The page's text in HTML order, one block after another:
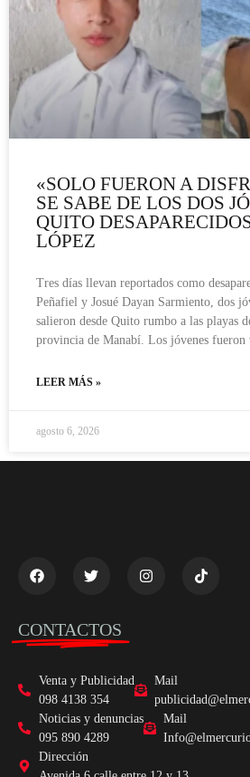
«SOLO FUERON A
SE SABE DE LOS DOS
QUITO
LÓPEZ
Tres días llevan reportados como
Peñafiel y Josué Dayan Sarmiento, dos
salieron desde Quito rumbo a las playas
provincia de Manabí. Los jóvenes
LEER MÁS »
agosto 6, 2026
CONTACTOS
Venta y Publicidad
098 4138 354
Mail
Noticias y denuncias
095 890 4289
Mail
Dirección